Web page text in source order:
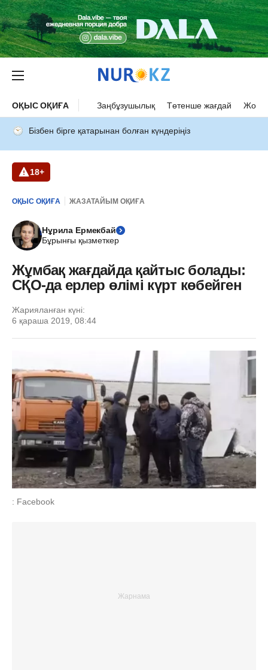
ОҚЫС ОҚИҒА Заңбұзушылық Төтенше жағдай Жол
Бізбен бірге қатарынан болған күндеріңіз
18+
ОҚЫС ОҚИҒА ЖАЗАТАЙЫМ ОҚИҒА
Нұрила Ермекбай
Бұрынғы қызметкер
Жұмбақ жағдайда қайтыс болады:
СҚО-да ерлер өлімі күрт көбейген
Жарияланған күні:
6 қараша 2019, 08:44
: Facebook